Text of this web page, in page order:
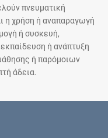
πνευματική
η χρήση ή αναπαραγωγή
ή συσκευή,
ή ανάπτυξη
ή παρόμοιων
άδεια.